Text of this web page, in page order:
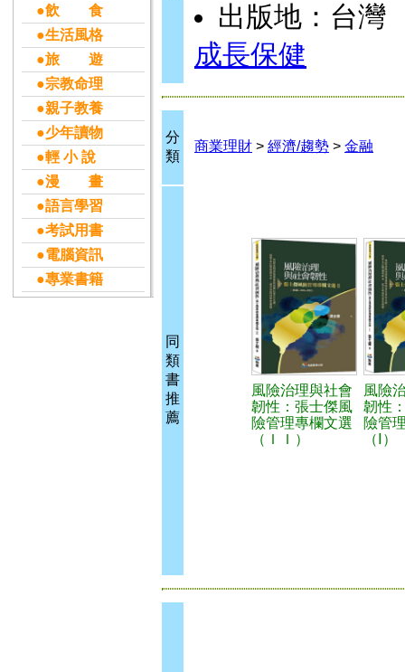
●飲 食
●生活風格
●旅 遊
●宗教命理
●親子教養
●少年讀物
●輕 小 說
●漫 畫
●語言學習
●考試用書
●電腦資訊
●專業書籍
出版地：台灣
成長保健
分
類
商業理財 > 經濟/趨勢 > 金融
同
類
書
推
薦
風險治理與社會
韌性：張士傑風
險管理專欄文選
（ＩＩ）
風險
韌性
險管
（Ⅰ）